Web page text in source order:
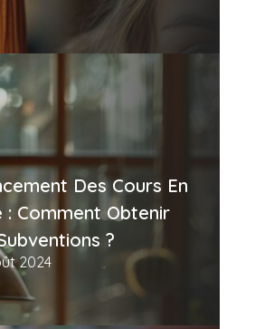
Des Cours En
: Comment Obtenir
?
2024